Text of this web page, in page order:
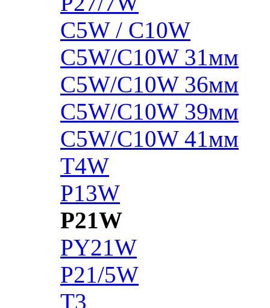
C5W / C10W
C5W/C10W 31мм
C5W/C10W 36мм
C5W/C10W 39мм
C5W/C10W 41мм
T4W
P13W
P21W
PY21W
P21/5W
T3